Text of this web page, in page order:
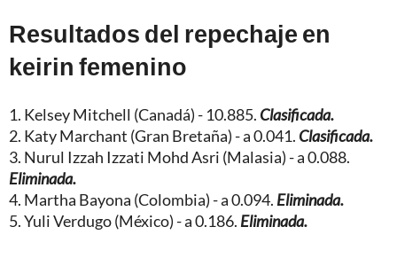
Resultados del repechaje en
keirin femenino
1. Kelsey Mitchell (Canadá) - 10.885. Clasificada.
2. Katy Marchant (Gran Bretaña) - a 0.041. Clasificada.
3. Nurul Izzah Izzati Mohd Asri (Malasia) - a 0.088.
Eliminada.
4. Martha Bayona (Colombia) - a 0.094.Eliminada.
5. Yuli Verdugo (México) - a 0.186.Eliminada.